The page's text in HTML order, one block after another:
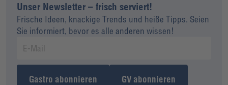
Unser Newsletter – frisch serviert!
Frische Ideen, knackige Trends und heiße Tipps. Seien
Sie informiert, bevor es alle anderen wissen!
Gastro abonnieren GV abonnieren